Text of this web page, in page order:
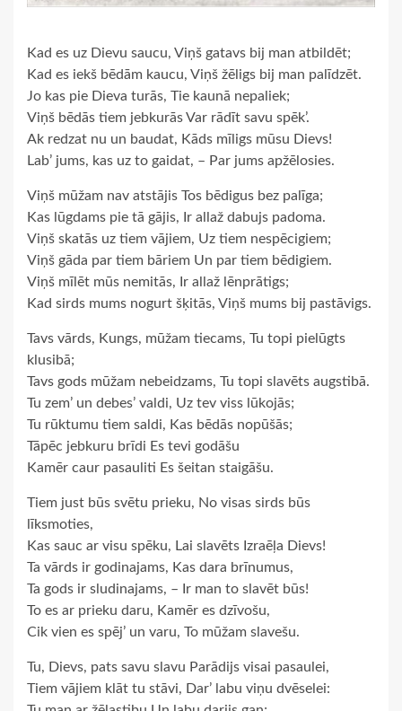
Kad es uz Dievu saucu, Viņš gatavs bij man atbildēt;
Kad es iekš bēdām kaucu, Viņš žēligs bij man palīdzēt.
Jo kas pie Dieva turās, Tie kaunā nepaliek;
Viņš bēdās tiem jebkurās Var rādīt savu spēk’.
Ak redzat nu un baudat, Kāds mīligs mūsu Dievs!
Lab’ jums, kas uz to gaidat, – Par jums apžēlosies.
Viņš mūžam nav atstājis Tos bēdigus bez palīga;
Kas lūgdams pie tā gājis, Ir allaž dabujs padoma.
Viņš skatās uz tiem vājiem, Uz tiem nespēcigiem;
Viņš gāda par tiem bāriem Un par tiem bēdigiem.
Viņš mīlēt mūs nemitās, Ir allaž lēnprātigs;
Kad sirds mums nogurt šķitās, Viņš mums bij pastāvigs.
Tavs vārds, Kungs, mūžam tiecams, Tu topi pielūgts
klusibā;
Tavs gods mūžam nebeidzams, Tu topi slavēts augstibā.
Tu zem’ un debes’ valdi, Uz tev viss lūkojās;
Tu rūktumu tiem saldi, Kas bēdās nopūšās;
Tāpēc jebkuru brīdi Es tevi godāšu
Kamēr caur pasauliti Es šeitan staigāšu.
Tiem just būs svētu prieku, No visas sirds būs
līksmoties,
Kas sauc ar visu spēku, Lai slavēts Izraēļa Dievs!
Ta vārds ir godinajams, Kas dara brīnumus,
Ta gods ir sludinajams, – Ir man to slavēt būs!
To es ar prieku daru, Kamēr es dzīvošu,
Cik vien es spēj’ un varu, To mūžam slavešu.
Tu, Dievs, pats savu slavu Parādijs visai pasaulei,
Tiem vājiem klāt tu stāvi, Dar’ labu viņu dvēselei: